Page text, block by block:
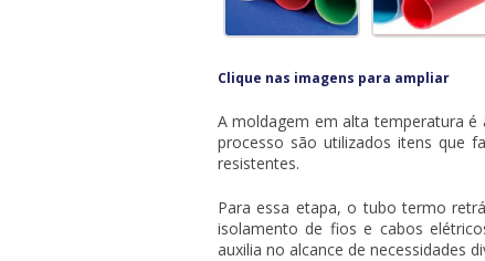
Clique nas imagens para ampliar
A moldagem em alta temperatura é
processo são utilizados itens que
resistentes.
Para essa etapa, otubo termo
isolamento de fios e cabos
auxilia no alcance de necessidades